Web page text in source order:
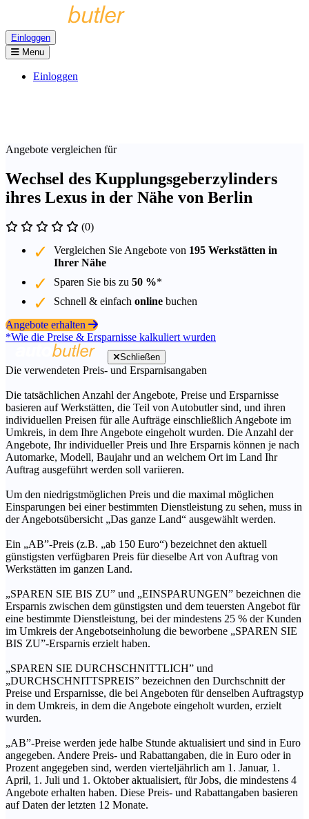
Einloggen
Menu
Einloggen
Angebote vergleichen für
Wechsel des Kupplungsgeberzylinders
ihres Lexus in der Nähe von Berlin
(0)
Vergleichen Sie Angebote von 195 Werkstätten in
Ihrer Nähe
Sparen Sie bis zu 50 %*
Schnell & einfach online buchen
Angebote erhalten
*Wie die Preise & Ersparnisse kalkuliert wurden
Schließen
Die verwendeten Preis- und Ersparnisangaben
Die tatsächlichen Anzahl der Angebote, Preise und Ersparnisse
basieren auf Werkstätten, die Teil von Autobutler sind, und ihren
individuellen Preisen für alle Aufträge einschließlich Angebote im
Umkreis, in dem Ihre Angebote eingeholt wurden. Die Anzahl der
Angebote, Ihr individueller Preis und Ihre Ersparnis können je nach
Automarke, Modell, Baujahr und an welchem Ort im Land Ihr
Auftrag ausgeführt werden soll variieren.
Um den niedrigstmöglichen Preis und die maximal möglichen
Einsparungen bei einer bestimmten Dienstleistung zu sehen, muss in
der Angebotsübersicht „Das ganze Land“ ausgewählt werden.
Ein „AB”-Preis (z.B. „ab 150 Euro“) bezeichnet den aktuell
günstigsten verfügbaren Preis für dieselbe Art von Auftrag von
Werkstätten im ganzen Land.
„SPAREN SIE BIS ZU” und „EINSPARUNGEN” bezeichnen die
Ersparnis zwischen dem günstigsten und dem teuersten Angebot für
eine bestimmte Dienstleistung, bei der mindestens 25 % der Kunden
im Umkreis der Angebotseinholung die beworbene „SPAREN SIE
BIS ZU”-Ersparnis erzielt haben.
„SPAREN SIE DURCHSCHNITTLICH” und
„DURCHSCHNITTSPREIS” bezeichnen den Durchschnitt der
Preise und Ersparnisse, die bei Angeboten für denselben Auftragstyp
in dem Umkreis, in dem die Angebote eingeholt wurden, erzielt
wurden.
„AB”-Preise werden jede halbe Stunde aktualisiert und sind in Euro
angegeben. Andere Preis- und Rabattangaben, die in Euro oder in
Prozent angegeben sind, werden vierteljährlich am 1. Januar, 1.
April, 1. Juli und 1. Oktober aktualisiert, für Jobs, die mindestens 4
Angebote erhalten haben. Diese Preis- und Rabattangaben basieren
auf Daten der letzten 12 Monate.